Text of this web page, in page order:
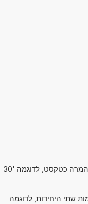
כטקסט, לדוגמה '30
שתי היחידות, לדוגמה